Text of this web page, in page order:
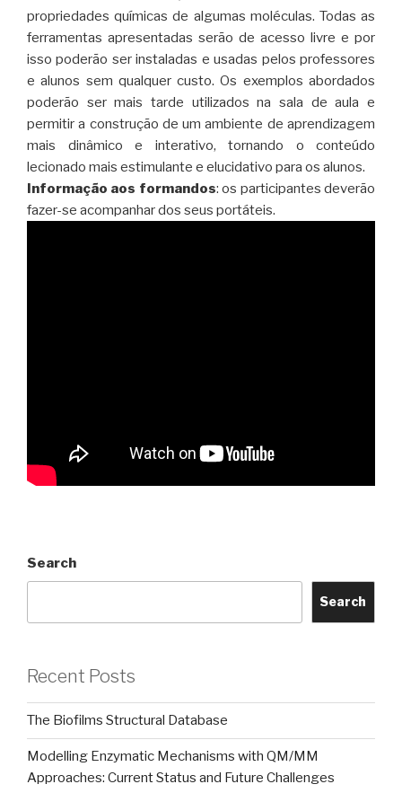
propriedades químicas de algumas moléculas. Todas as
ferramentas apresentadas serão de acesso livre e por
isso poderão ser instaladas e usadas pelos professores
e alunos sem qualquer custo. Os exemplos abordados
poderão ser mais tarde utilizados na sala de aula e
permitir a construção de um ambiente de aprendizagem
mais dinâmico e interativo, tornando o conteúdo
lecionado mais estimulante e elucidativo para os alunos.
Informação aos formandos: os participantes deverão
fazer-se acompanhar dos seus portáteis.
Search
Search
Recent Posts
The Biofilms Structural Database
Modelling Enzymatic Mechanisms with QM/MM
Approaches: Current Status and Future Challenges